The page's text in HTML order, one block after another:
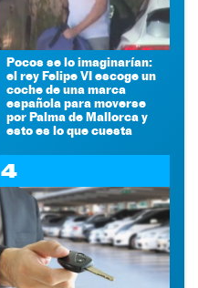
Pocos se lo imaginarían:
el rey Felipe VI escoge un
coche de una marca
española para moverse
por Palma de Mallorca y
esto es lo que cuesta
4